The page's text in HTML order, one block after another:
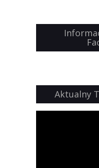
Aktualny